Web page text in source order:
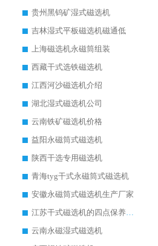
贵州黑钨矿湿式磁选机
吉林湿式平板磁选机磁通低
上海磁选机永磁筒组装
西藏干式选铁磁选机
江西河沙磁选机介绍
湖北湿式磁选机公司
云南铁矿磁选机价格
益阳永磁筒式磁选机
陕西干选专用磁选机
青海tyg干式永磁筒式磁选机
安徽永磁筒式磁选机生产厂家
江苏干式磁选机的四点保养秘籍
云南永磁湿式磁选机